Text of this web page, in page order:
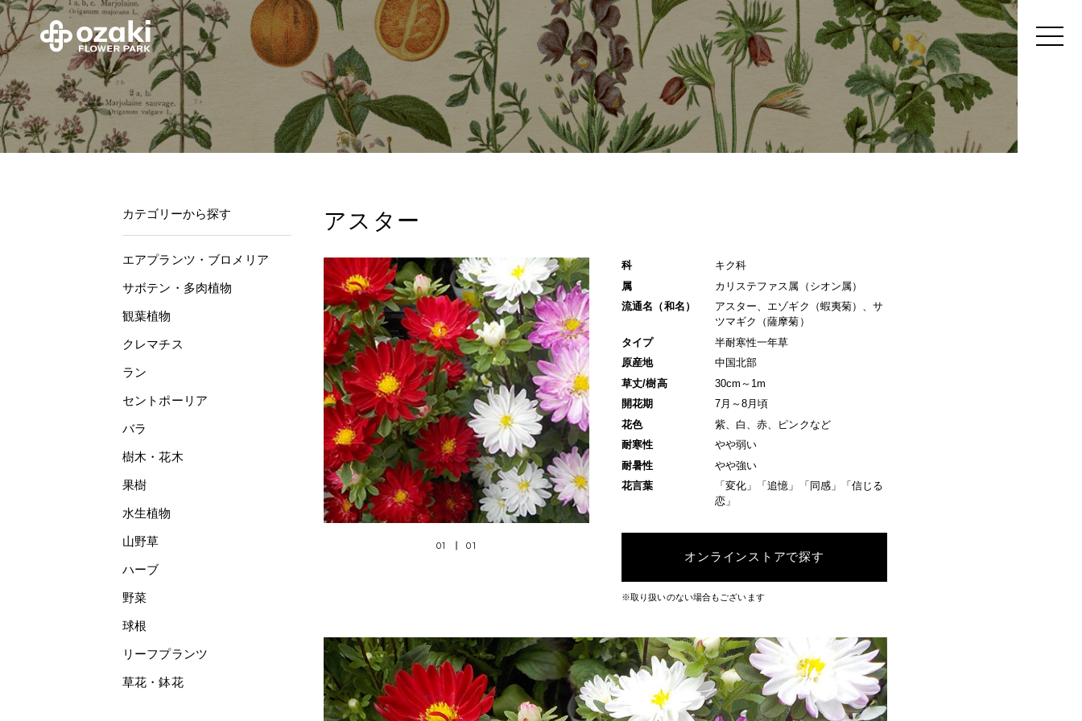
アスター
01 01
科
キク科
属
カリステファス属（シオン属）
流通名（和名）
アスター、エゾギク（蝦夷菊）、サ
ツマギク（薩摩菊）
タイプ
半耐寒性一年草
原産地
中国北部
草丈/樹高
30cm～1m
開花期
7月～8月頃
花色
紫、白、赤、ピンクなど
耐寒性
やや弱い
耐暑性
やや強い
花言葉
「変化」「追憶」「同感」「信じる
恋」
オンラインストアで探す
※取り扱いのない場合もございます
カテゴリーから探す
エアプランツ・ブロメリア
サボテン・多肉植物
観葉植物
クレマチス
ラン
セントポーリア
バラ
樹木・花木
果樹
水生植物
山野草
ハーブ
野菜
球根
リーフプランツ
草花・鉢花